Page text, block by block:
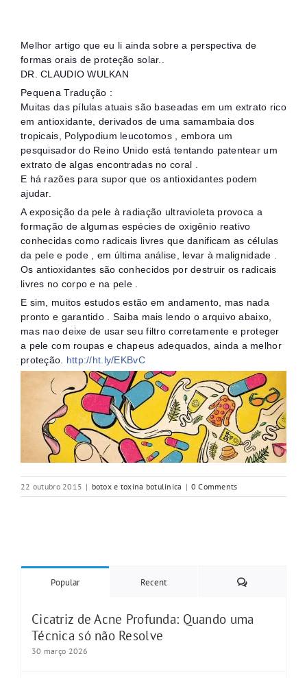
Melhor artigo que eu li ainda sobre a perspectiva de
formas orais de proteção solar..
DR. CLAUDIO WULKAN
Pequena Tradução :
Muitas das pílulas atuais são baseadas em um extrato rico
em antioxidante, derivados de uma samambaia dos
tropicais, Polypodium leucotomos , embora um
pesquisador do Reino Unido está tentando patentear um
extrato de algas encontradas no coral .
E há razões para supor que os antioxidantes podem
ajudar.
A exposição da pele à radiação ultravioleta provoca a
formação de algumas espécies de oxigênio reativo
conhecidas como radicais livres que danificam as células
da pele e pode , em última análise, levar à malignidade .
Os antioxidantes são conhecidos por destruir os radicais
livres no corpo e na pele .
E sim, muitos estudos estão em andamento, mas nada
pronto e garantido . Saiba mais lendo o arquivo abaixo,
mas nao deixe de usar seu filtro corretamente e proteger
a pele com roupas e chapeus adequados, ainda a melhor
proteção. http://ht.ly/EKBvC
22 outubro 2015 | botox e toxina botulinica | 0 Comments
Popular Recent Comments
Cicatriz de Acne Profunda: Quando uma
Técnica só não Resolve
30 março 2026